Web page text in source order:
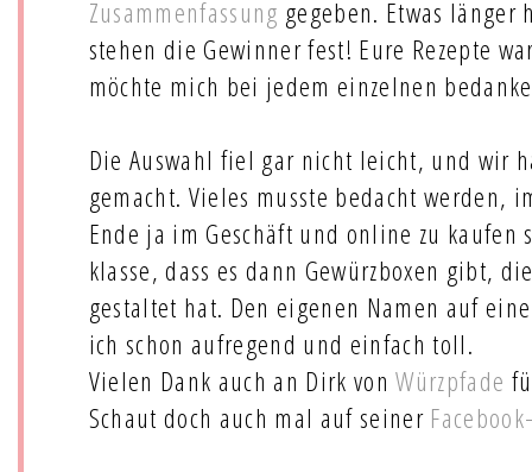
Zusammenfassung gegeben. Etwas
stehen die Gewinner fest! Eure Rezepte
möchte mich bei jedem einzelnen
Die Auswahl fiel gar nicht leicht, und wir
gemacht. Vieles musste bedacht werden,
Ende ja im Geschäft und online zu
klasse, dass es dann Gewürzboxen gibt,
gestaltet hat. Den eigenen Namen auf
ich schon aufregend und einfach toll.
Vielen Dank auch an Dirk vonWürzpfade
Schaut doch auch mal auf seiner